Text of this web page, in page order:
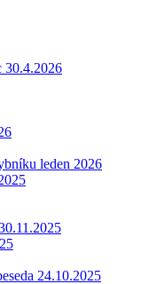
30.4.2026
leden 2026
24.10.2025